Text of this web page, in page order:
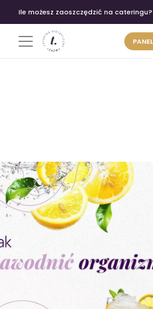
Ile możesz zaoszczędzić na
GOTOWA DIETA WYBÓR MENU